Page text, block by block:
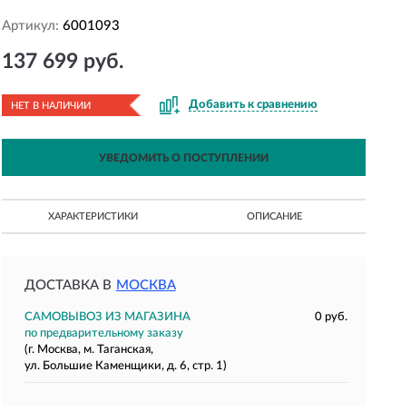
Артикул: 6001093
137 699 руб.
НЕТ В НАЛИЧИИ Добавить к сравнению
УВЕДОМИТЬ О ПОСТУПЛЕНИИ
ХАРАКТЕРИСТИКИ ОПИСАНИЕ
ДОСТАВКА В МОСКВА
САМОВЫВОЗ ИЗ МАГАЗИНА
0 руб.
по предварительному заказу
(г. Москва, м. Таганская,
ул. Большие Каменщики, д. 6, стр. 1)